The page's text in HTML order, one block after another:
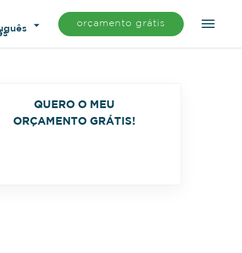
orçamento grátis
QUERO O MEU
ORÇAMENTO GRÁTIS!